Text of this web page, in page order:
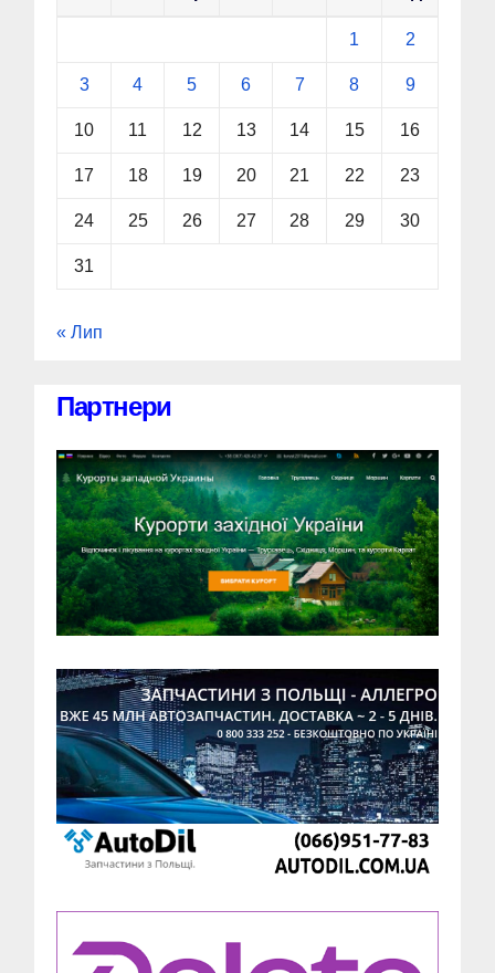
1 2
3 4 5 6 7 8 9
10 11 12 13 14 15 16
17 18 19 20 21 22 23
24 25 26 27 28 29 30
31
« Лип
Партнери